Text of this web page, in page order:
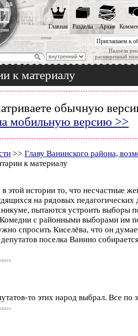
Приглашаем к
Надоела
расширенный
Главная Разделы Архив
к материалу
обычную
мобильную версию >>
>> Главу Ванинского района,
к материалу
этой истории то, что несчастные
на рядовых педагогических
пытаются устроить выборы
с районными выборами им
спросить Киселёва, что он
поселка Ванино
то этих народ выбрал. Все по